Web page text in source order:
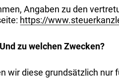
Angaben zu den
https://
zu welchen Zwecken?
wir diese grundsätzlich